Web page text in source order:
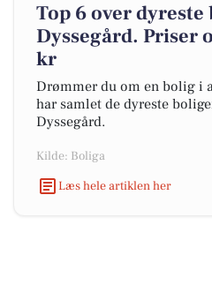
Top 6 over
Dyssegård. Priser
kr
Drømmer du om en bolig i
har samlet de dyreste
Dyssegård.
Kilde: Boliga
Læs hele artiklen her